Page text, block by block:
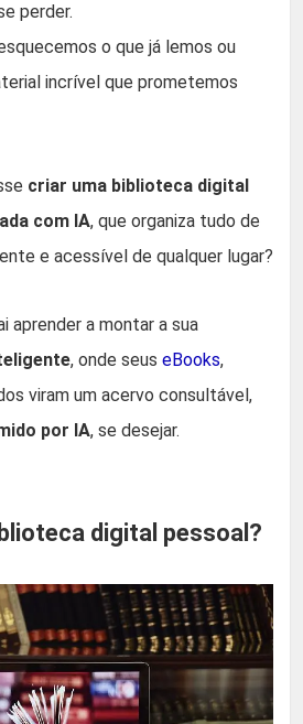
perder.
o que já lemos ou
incrível que prometemos
criar uma biblioteca digital
com IA, que organiza tudo de
e acessível de qualquer lugar?
aprender a montar a sua
, onde seus eBooks,
viram um acervo consultável,
por IA, se desejar.
digital pessoal?